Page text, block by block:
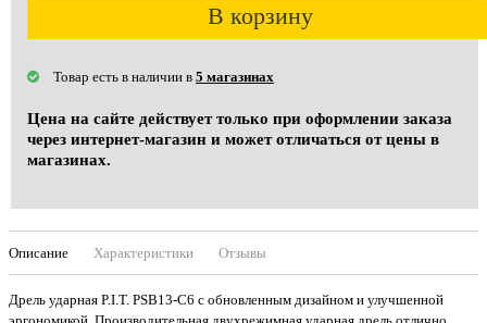
В корзину
Товар есть в наличии в 5 магазинах
Цена на сайте действует только при оформлении заказа
через интернет-магазин и может отличаться от цены в
магазинах.
Описание Характеристики Отзывы
Дрель ударная P.I.T. РSB13-C6 с обновленным дизайном и улучшенной